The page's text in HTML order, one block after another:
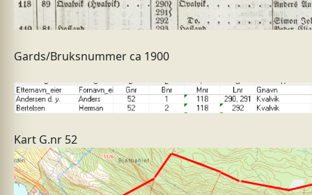
Gards/Bruksnummer ca 1900
Kart G.nr 52